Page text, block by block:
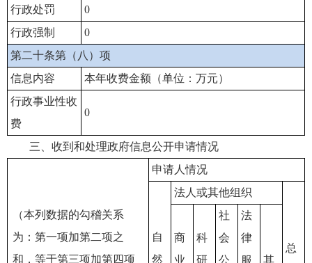
行政处罚
0
行政强制
0
第二十条第（八）项
信息内容
本年收费金额（单位：万元）
行政事业性收
费
0
三、收到和处理政府信息公开申请情况
（本列数据的勾稽关系
为：第一项加第二项之
和，等于第三项加第四项
申请人情况
自
然
法人或其他组织
总
商
业
科
研
社
会
公
法
律
服
其